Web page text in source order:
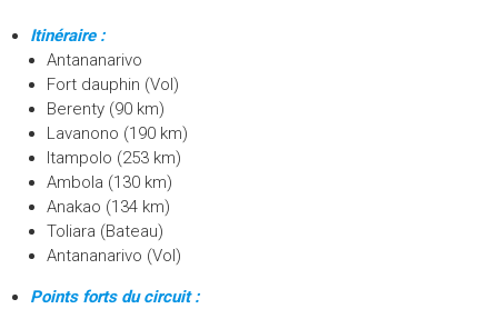
v
o
u
v
Itinéraire :
Antananarivo
Fort dauphin (Vol)
Berenty (90 km)
Lavanono (190 km)
Itampolo (253 km)
Ambola (130 km)
Anakao (134 km)
Toliara (Bateau)
Antananarivo (Vol)
Points forts du circuit :